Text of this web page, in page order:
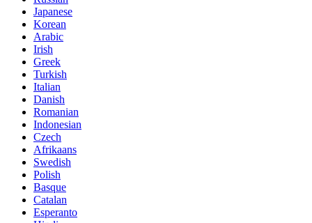
Japanese
Korean
Arabic
Irish
Greek
Turkish
Italian
Danish
Romanian
Indonesian
Czech
Afrikaans
Swedish
Polish
Basque
Catalan
Esperanto